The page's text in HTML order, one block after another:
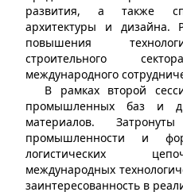
развития, а также
архитектуры и дизайна.
повышения
строительного
международного
В рамках второй
промышленных баз и
материалов.
промышленности и
логистических
международных
заинтересованность в